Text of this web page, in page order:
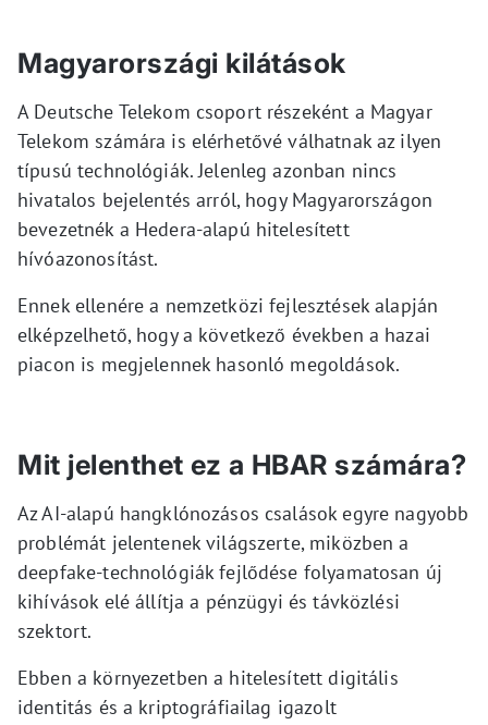
Magyarországi kilátások
A Deutsche Telekom csoport részeként a Magyar
Telekom számára is elérhetővé válhatnak az ilyen
típusú technológiák. Jelenleg azonban nincs
hivatalos bejelentés arról, hogy Magyarországon
bevezetnék a Hedera-alapú hitelesített
hívóazonosítást.
Ennek ellenére a nemzetközi fejlesztések alapján
elképzelhető, hogy a következő években a hazai
piacon is megjelennek hasonló megoldások.
Mit jelenthet ez a HBAR számára?
Az AI-alapú hangklónozásos csalások egyre nagyobb
problémát jelentenek világszerte, miközben a
deepfake-technológiák fejlődése folyamatosan új
kihívások elé állítja a pénzügyi és távközlési
szektort.
Ebben a környezetben a hitelesített digitális
identitás és a kriptográfiailag igazolt